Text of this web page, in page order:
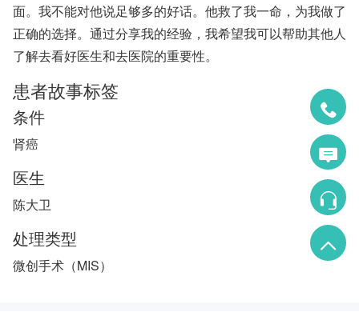
面。我不能对他说足够多的好话。他救了我一命，为我做了
正确的选择。通过分享我的经验，我希望我可以帮助其他人
了解去看好医生和去医院的重要性。
患者故事标签
条件
肾癌
医生
陈大卫
处理类型
微创手术（MIS）